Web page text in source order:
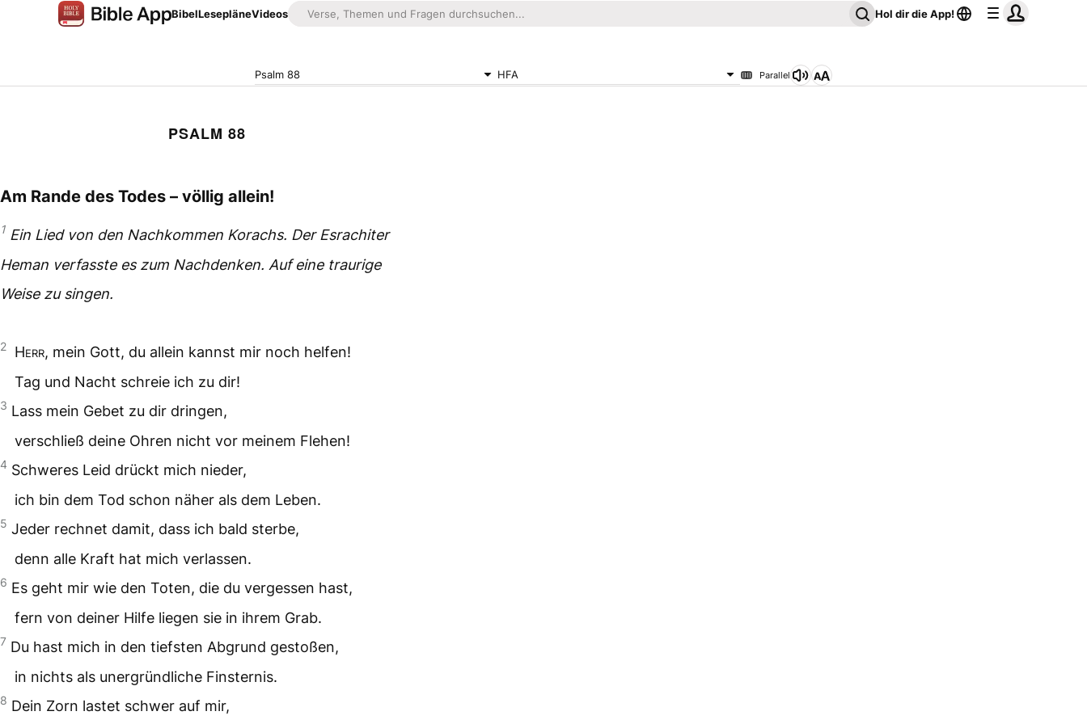
BibelLesepläneVideos Hol dir die App!
Psalm 88 HFA Parallel
PSALM 88
Am Rande des Todes – völlig allein!
1 Ein Lied von den Nachkommen Korachs. Der Esrachiter
Heman verfasste es zum Nachdenken. Auf eine traurige
Weise zu singen.
2 Herr, mein Gott, du allein kannst mir noch helfen!
Tag und Nacht schreie ich zu dir!
3 Lass mein Gebet zu dir dringen,
verschließ deine Ohren nicht vor meinem Flehen!
4 Schweres Leid drückt mich nieder,
ich bin dem Tod schon näher als dem Leben.
5 Jeder rechnet damit, dass ich bald sterbe,
denn alle Kraft hat mich verlassen.
6 Es geht mir wie den Toten, die du vergessen hast,
fern von deiner Hilfe liegen sie in ihrem Grab.
7 Du hast mich in den tiefsten Abgrund gestoßen,
in nichts als unergründliche Finsternis.
8 Dein Zorn lastet schwer auf mir,